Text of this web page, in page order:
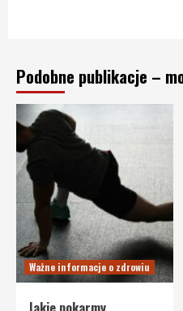
Podobne publikacje –
Ważne informacje o zdrowiu